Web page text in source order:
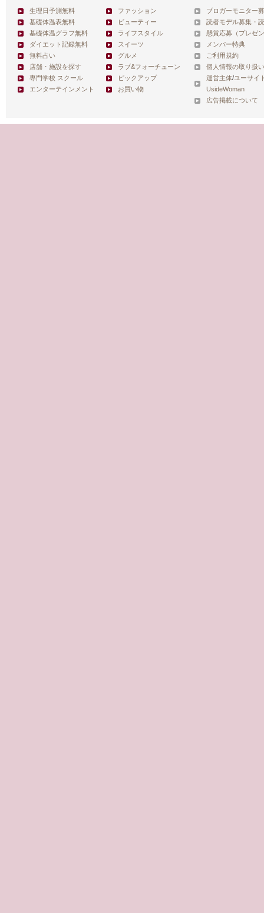
生理日予測無料
基礎体温表無料
基礎体温グラフ無料
ダイエット記録無料
無料占い
店舗・施設を探す
専門学校 スクール
エンターテインメント
ファッション
ビューティー
ライフスタイル
スイーツ
グルメ
ラブ&フォーチューン
ピックアップ
お買い物
ブロガーモニター
読者モデル募集・
懸賞応募（プレゼ
メンバー特典
ご利用規約
個人情報の取り扱
運営主体/ユーサイ
UsideWoman
広告掲載について